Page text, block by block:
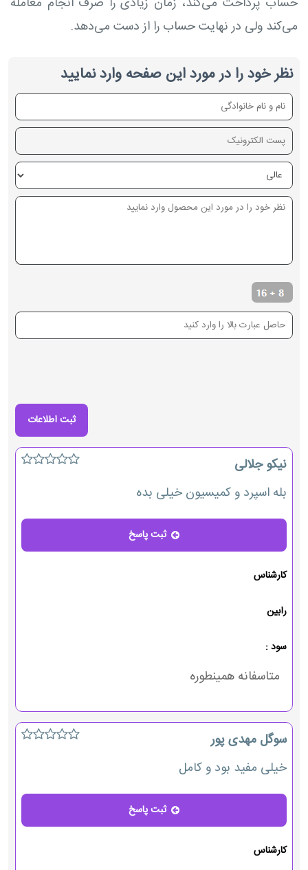
می‌کند ولی در نهایت حساب را از دست می‌دهد.
نظر خود را در مورد این صفحه وارد نمایید
نیکو جلالی
بله اسپرد و کمیسیون خیلی بده
ثبت پاسخ
کارشناس
رابین
سود :
متاسفانه همینطوره
سوگل مهدی پور
خیلی مفید بود و کامل
ثبت پاسخ
کارشناس